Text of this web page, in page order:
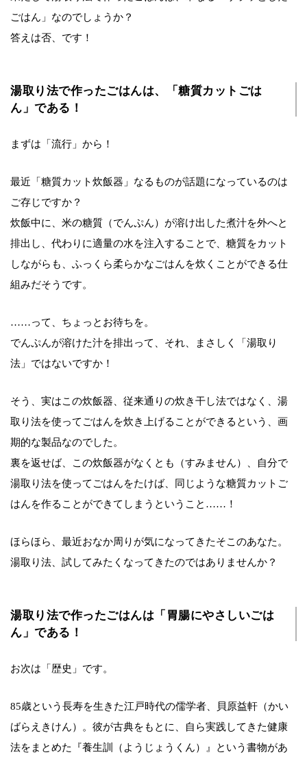
ごはん」なのでしょうか？
答えは否、です！
湯取り法で作ったごはんは、「糖質カットごは
ん」である！
まずは「流行」から！
最近「糖質カット炊飯器」なるものが話題になっているのは
ご存じですか？
炊飯中に、米の糖質（でんぷん）が溶け出した煮汁を外へと
排出し、代わりに適量の水を注入することで、糖質をカット
しながらも、ふっくら柔らかなごはんを炊くことができる仕
組みだそうです。
……って、ちょっとお待ちを。
でんぷんが溶けた汁を排出って、それ、まさしく「湯取り
法」ではないですか！
そう、実はこの炊飯器、従来通りの炊き干し法ではなく、湯
取り法を使ってごはんを炊き上げることができるという、画
期的な製品なのでした。
裏を返せば、この炊飯器がなくとも（すみません）、自分で
湯取り法を使ってごはんをたけば、同じような糖質カットご
はんを作ることができてしまうということ……！
ほらほら、最近おなか周りが気になってきたそこのあなた。
湯取り法、試してみたくなってきたのではありませんか？
湯取り法で作ったごはんは「胃腸にやさしいごは
ん」である！
お次は「歴史」です。
85歳という長寿を生きた江戸時代の儒学者、貝原益軒（かい
ばらえきけん）。彼が古典をもとに、自ら実践してきた健康
法をまとめた『養生訓（ようじょうくん）』という書物があ